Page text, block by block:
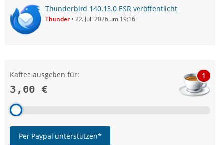
Thunderbird 140.13.0 ESR veröffentlicht
Thunder 22. Juli 2026 um 19:16
Kaffee ausgeben für:
3,00 €
1
Per Paypal unterstützen*